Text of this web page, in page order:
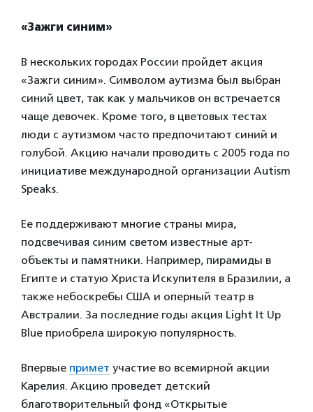
«Зажги синим»
В нескольких городах России пройдет акция
«Зажги синим». Символом аутизма был выбран
синий цвет, так как у мальчиков он встречается
чаще девочек. Кроме того, в цветовых тестах
люди с аутизмом часто предпочитают синий и
голубой. Акцию начали проводить с 2005 года по
инициативе международной организации Autism
Speaks.
Ее поддерживают многие страны мира,
подсвечивая синим светом известные арт-
объекты и памятники. Например, пирамиды в
Египте и статую Христа Искупителя в Бразилии, а
также небоскребы США и оперный театр в
Австралии. За последние годы акция Light It Up
Blue приобрела широкую популярность.
Впервые примет участие во всемирной акции
Карелия. Акцию проведет детский
благотворительный фонд «Открытые